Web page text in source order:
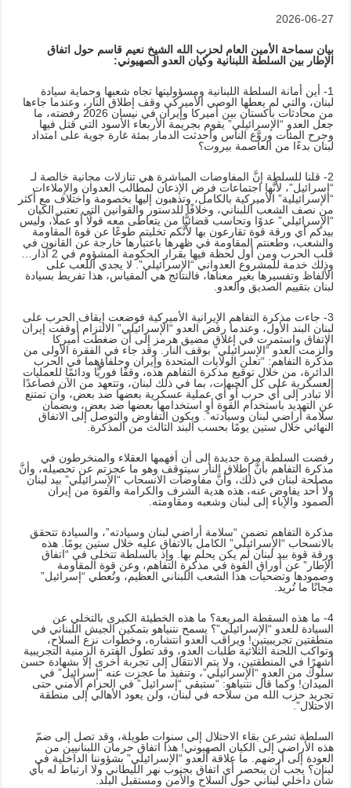
2026-06-27
بيان سماحة الأمين العام لحزب الله الشيخ نعيم قاسم حول اتفاق
الإطار بين السلطة اللبنانية وكيان العدو الصهيوني:
1- أين أمانة السلطة اللبنانية ومسؤوليتها تجاه شعبها وحماية سيادة
لبنان، والتي لم يعطها الوصي الأميركي وقف إطلاق النار، وعندما جاءها
من محادثات باكستان بين أميركا وإيران في نيسان 2026 رفضته، ما
جعل العدو “الإسرائيلي” يقوم بجريمة الأربعاء الأسود التي قتل فيها
وجرح المئات وروَّع الناس وأحدثت الدمار بمئة غارة جوية على امتداد
لبنان بدءًا من العاصمة بيروت؟
2- قلنا للسلطة إنَّ المفاوضات المباشرة هي تنازلات مجانية خالصة لـ
“إسرائيل”، لأنَّها اجتماعات فرض الإذعان لمطالب العدوان والإملاءات
“الإسرائيلية” الأميركية بالكامل، وتذهبون إليها بخصومة واختلاف مع أكثر
من نصف الشعب اللبناني، وخلافًا للدستور والقوانين التي تعتبر الكيان
“الإسرائيلي” عدوًا وتحاسب قضائيًّا من يتعاطى معه قولًا أو عملًا، وليس
بيدكم أي ورقة قوة تقارعون بها لأنَّكم تخليتم طوعًا عن قوة المقاومة
والشعب، وطعنتم المقاومة في ظهرها باعتبارها خارجة عن القانون في
قلب الحرب ومن أول لحظة فيها بقرار الحكومة المشؤوم في 2 آذار…
وذلك خدمة للمشروع العدواني “الإسرائيلي”. لا يجدي اللعب على
الألفاظ وتفسيرها بغير معناها، فالنتائج هي المقياس، هذا تفريط بسيادة
لبنان بتقييم الصديق والعدو.
3- جاءت مذكرة التفاهم الإيرانية الأميركية فوضعت إيقاف الحرب على
لبنان البند الأول، وعندما رفض العدو “الإسرائيلي” الالتزام أوقفت إيران
الاتفاق واستمرت في إغلاق مضيق هرمز إلى أن ضغطت أميركا
وألزمت العدو “الإسرائيلي” بوقف النار. وقد جاء في الفقرة الأولى من
مذكرة التفاهم: “تعلن الولايات المتحدة وإيران وحلفاؤهما في الحرب
الدائرة، من خلال توقيع مذكرة التفاهم هذه، وقفًا فوريًّا ودائمًا للعمليات
العسكرية على كل الجبهات، بما في ذلك لبنان، وتتعهد من الآن فصاعدًا
ألا تبادر إلى أي حرب أو أي عملية عسكرية بعضها ضد بعض، وأن تمتنع
عن التهديد باستخدام القوة أو استخدامها بعضها ضد بعض، وبضمان
سلامة أراضي لبنان وسيادته”. ويكون التفاوض والتوصل إلى الاتفاق
النهائي خلال ستين يومًا بحسب البند الثالث من المذكرة.
رفضت السلطة مرة جديدة إلى أن أفهمها العقلاء والمنخرطون في
مذكرة التفاهم بأنَّ إطلاق النار سيتوقف وهو ما عجزتم عن تحصيله، وأنَّ
مصلحة لبنان في ذلك، وأنَّ مفاوضات الانسحاب “الإسرائيلي” بيد لبنان
ولا أحد يفاوض عنه، هذه هدية الشرف والكرامة والقوة من إيران
الصمود والإباء إلى لبنان وشعبه ومقاومته.
مذكرة التفاهم تضمن “سلامة أراضي لبنان وسيادته”، والسيادة تتحقق
بالانسحاب “الإسرائيلي” الكامل بالاتفاق عليه خلال ستين يومًا. هذه
ورقة قوة بيد لبنان لم يكن يحلم بها. وإذ بالسلطة تتخلى في “اتفاق
الإطار” عن أوراق القوة في مذكرة التفاهم، وعن قوة المقاومة
وصمودها وتضحيات هذا الشعب اللبناني العظيم، وتُعطي “إسرائيل”
مجانًا ما تُريد.
4- ما هذه السقطة المريعة؟ ما هذه الخطيئة الكبرى بالتخلي عن
السيادة للعدو “الإسرائيلي”؟ يسمح نتنياهو بتمكين الجيش اللبناني في
منطقتين تجريبيتين! ويراقب العدو انتشاره، وخطوات نزع السلاح،
وتواكب اللجنة الثلاثية طلبات العدو، وقد تطول الفترة الزمنية التجريبية
أشهرًا في المنطقتين، ولا يتم الانتقال إلى تجربة أخرى إلا بشهادة حسن
سلوك من العدو “الإسرائيلي”، وتنفيذ ما عجزت عنه “إسرائيل” في
الميدان! وكما قال نتنياهو: “ستبقى “إسرائيل” في الحزام الأمني حتى
تجريد حزب الله من سلاحه في لبنان، ولن يعود الأهالي إلى منطقة
الاحتلال”.
السلطة تشرعن بقاء الاحتلال إلى سنوات طويلة، وقد تصل إلى ضمّ
هذه الأراضي إلى الكيان الصهيوني! هذا اتفاق حرمان اللبنانيين من
العودة إلى أرضهم. ما علاقة العدو “الإسرائيلي” بشؤوننا الداخلية في
لبنان؟ يجب أن ينحصر أي اتفاق بجنوب نهر الليطاني ولا ارتباط له بأي
شأن داخلي لبناني حول السلاح والأمن ومستقبل البلد.